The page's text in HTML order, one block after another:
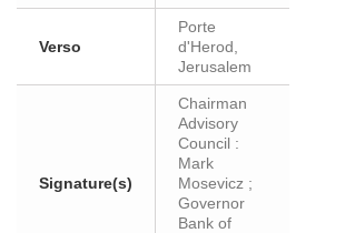
Verso
Porte
d'Herod,
Jerusalem
Signature(s)
Chairman
Advisory
Council :
Mark
Mosevicz ;
Governor
Bank of